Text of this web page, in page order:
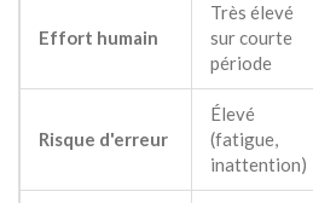
Effort humain
Très élevé
sur courte
période
Risque d'erreur
Élevé
(fatigue,
inattention)